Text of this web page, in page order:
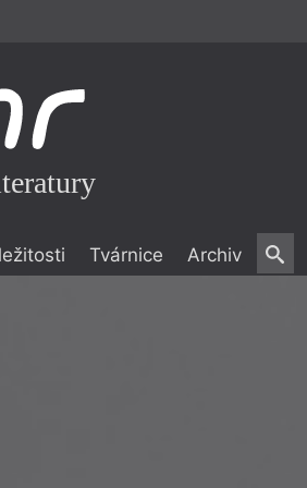
Tvárnice Archiv